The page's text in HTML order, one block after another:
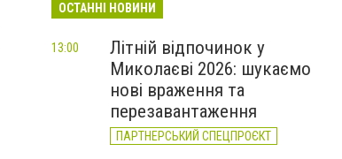
ОСТАННІ НОВИНИ
Літній відпочинок у
Миколаєві 2026: шукаємо
нові враження та
перезавантаження
ПАРТНЕРСЬКИЙ СПЕЦПРОЄКТ
13:00